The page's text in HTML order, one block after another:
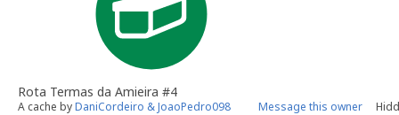
Rota Termas da Amieira #4
A cache byDaniCordeiro & JoaoPedro098 Message this owner